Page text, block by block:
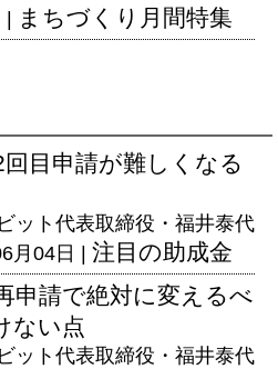
| まちづくり月間特集
目申請が難しくなる
ット代表取締役・福井泰代
月04日 | 注目の助成金
申請で絶対に変えるべ
ない点
ット代表取締役・福井泰代